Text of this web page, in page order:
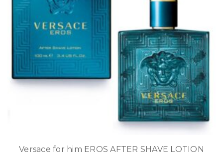
Versace for him EROS AFTER SHAVE LOTION